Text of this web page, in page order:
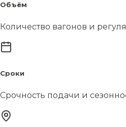
Объём
Количество вагонов и
Сроки
Срочность подачи и